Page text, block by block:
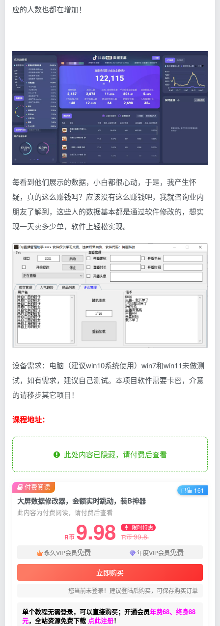
应的人数也都在增加！
每看到他们展示的数据，小白都很心动，于是，我产生怀
疑，真的这么赚钱吗？应该没有这么赚钱吧，我就咨询业内
朋友了解到，这些人的数据基本都是通过软件修改的，想实
现一天卖多少单，软件上轻松实现。
设备需求：电脑（建议win10系统使用）win7和win11未做测
试，如有需求，建议自己测试。本项目软件需要卡密，介意
的请移步其它项目！
课程地址：
此处内容已隐藏，请付费后查看
大屏数据修改器，金额实时跳动，装B神器
此内容为付费阅读，请付费后查看
R币 9.98 限时特惠
R币99.8
永久VIP会员免费 年度VIP会员免费
立即购买
您当前未登录！建议登陆后购买，可保存购买订单
单个教程无需登录，可以直接购买；开通会员年费68、终身88
元，全站资源免费下载 点此注册！
付费阅读 已售 161